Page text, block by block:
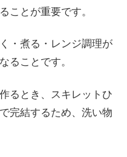
ことが重要です。
・煮る・レンジ調理が
ることです。
るとき、スキレットひ
完結するため、洗い物